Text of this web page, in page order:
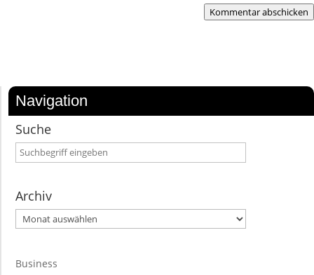
Kommentar abschicken
Navigation
Suche
Archiv
Archiv
Business